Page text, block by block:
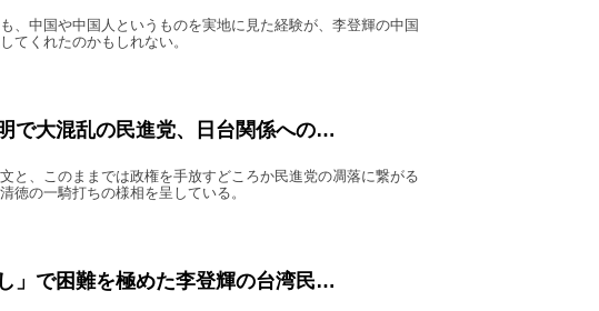
、中国や中国人というものを実地に見た経験が、李登輝の中国
てくれたのかもしれない。
で大混乱の民進党、日台関係への…
と、このままでは政権を手放すどころか民進党の凋落に繋がる
徳の一騎打ちの様相を呈している。
」で困難を極めた李登輝の台湾民…